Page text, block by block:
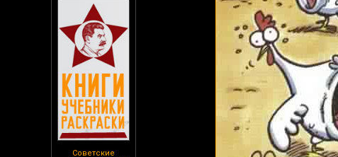
Советские